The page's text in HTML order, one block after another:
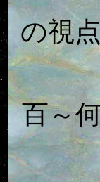
の視
百～